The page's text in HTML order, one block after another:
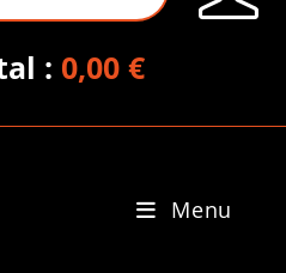
: 0,00 €
Menu